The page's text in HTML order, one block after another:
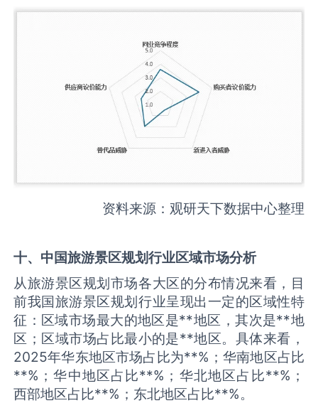
资料来源：观研天下数据中心整理
十、中国旅游景区规划行业区域市场分析
从旅游景区规划市场各大区的分布情况来看，目
前我国旅游景区规划行业呈现出一定的区域性特
征：区域市场最大的地区是**地区，其次是**地
区；区域市场占比最小的是**地区。具体来看，
2025年华东地区市场占比为**%；华南地区占比
**%；华中地区占比**%；华北地区占比**%；
西部地区占比**%；东北地区占比**%。